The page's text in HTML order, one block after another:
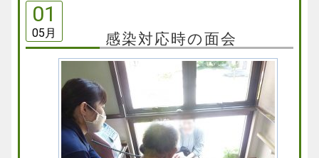
01
05月 感染対応時の面会